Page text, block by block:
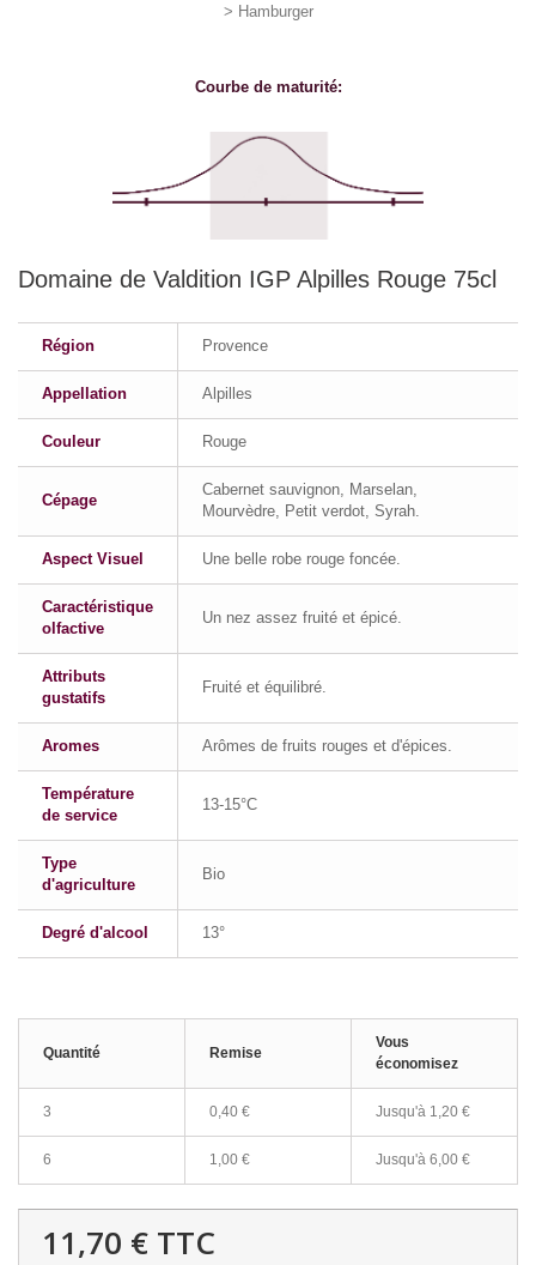
> Hamburger
Courbe de maturité:
Domaine de Valdition IGP Alpilles Rouge 75cl
Région Provence
Appellation Alpilles
Couleur Rouge
Cépage
Cabernet sauvignon, Marselan,
Mourvèdre, Petit verdot, Syrah.
Aspect Visuel Une belle robe rouge foncée.
Caractéristique
olfactive
Un nez assez fruité et épicé.
Attributs
gustatifs
Fruité et équilibré.
Aromes Arômes de fruits rouges et d'épices.
Température
de service
13-15°C
Type
d'agriculture
Bio
Degré d'alcool 13°
Quantité Remise
Vous
économisez
3 0,40 € Jusqu'à 1,20 €
6 1,00 € Jusqu'à 6,00 €
11,70 € TTC